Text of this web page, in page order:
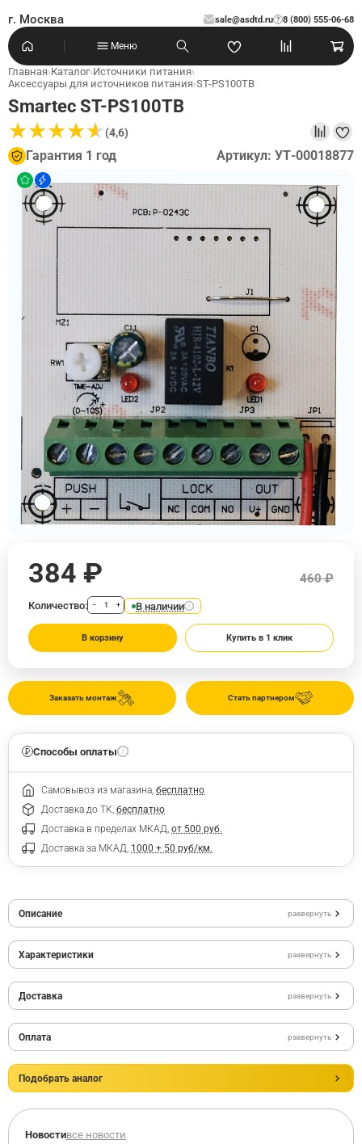
г. Москва sale@asdtd.ru 8 (800) 555-06-68
?
Меню
Главная›Каталог›Источники питания›
Аксессуары для источников питания›ST-PS100TB
Smartec ST-PS100TB
★★★★★
★★★★★(4,6)
Гарантия 1 год Артикул: УТ-00018877
Стать партнером
Заказать монтаж
384 ₽ 460 ₽
Количество: − + В наличии
В корзину Купить в 1 клик
Способы оплаты
Самовывоз из магазина, бесплатно
Доставка до ТК, бесплатно
Доставка в пределах МКАД, от 500 руб.
Доставка за МКАД, 1000 + 50 руб/км.
Описание развернуть
Характеристики развернуть
Доставка развернуть
Оплата развернуть
Подобрать аналог
Новостивсе новости